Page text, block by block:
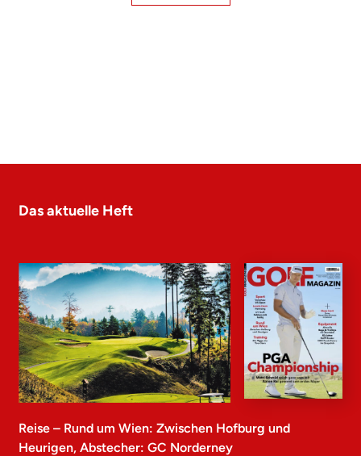
Das aktuelle Heft
Reise – Rund um Wien: Zwischen Hofburg und
Heurigen, Abstecher: GC Norderney